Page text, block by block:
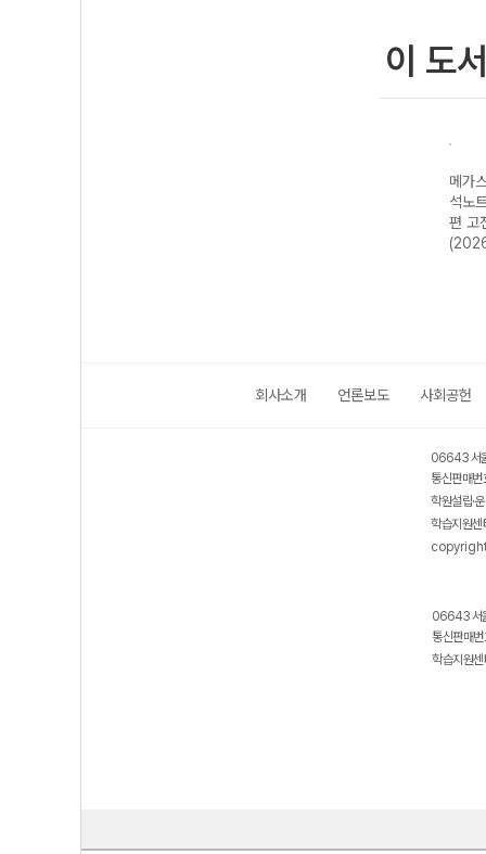
이 도
E연
노트
대비)
회사소개 언론보도 사회공헌
06643 서
통신판매
학원설립·
학습지원
06643 서
통신판매
학습지원